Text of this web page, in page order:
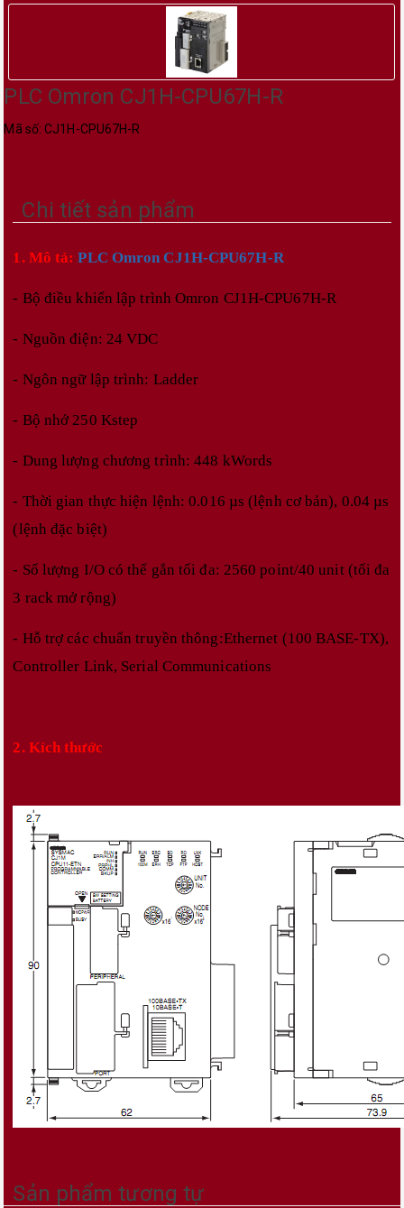
PLC Omron CJ1H-CPU67H-R
Mã số: CJ1H-CPU67H-R
Chi tiết sản phẩm
1. Mô tả: PLC Omron CJ1H-CPU67H-R
- Bộ điều khiển lập trình Omron CJ1H-CPU67H-R
- Nguồn điện: 24 VDC
- Ngôn ngữ lập trình: Ladder
- Bộ nhớ 250 Kstep
- Dung lượng chương trình: 448 kWords
- Thời gian thực hiện lệnh: 0.016 µs (lệnh cơ bản), 0.04 µs
(lệnh đặc biệt)
- Số lượng I/O có thể gắn tối đa: 2560 point/40 unit (tối đa
3 rack mở rộng)
- Hỗ trợ các chuẩn truyền thông:Ethernet (100 BASE-TX),
Controller Link, Serial Communications
2. Kích thước
Sản phẩm tương tự